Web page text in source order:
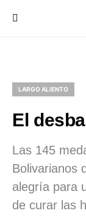
LARGO ALIENTO
El
Las 145
Bolivarianos
alegría para
de curar las